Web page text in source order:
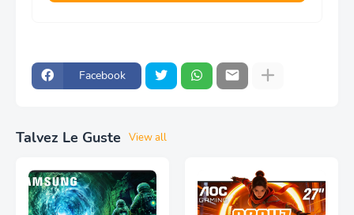
Facebook
Talvez Le Guste View all